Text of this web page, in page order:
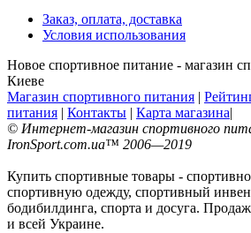
Заказ, оплата, доставка
Условия использования
Новое спортивное питание - магазин
Киеве
Магазин спортивного питания |
питания | Контакты | Карта магазина|
© Интернет-магазин спортивного
IronSport.com.ua™ 2006—2019
Купить спортивные товары -
спортивную одежду, спортивный
бодибилдинга, спорта и досуга.
и всей Украине.